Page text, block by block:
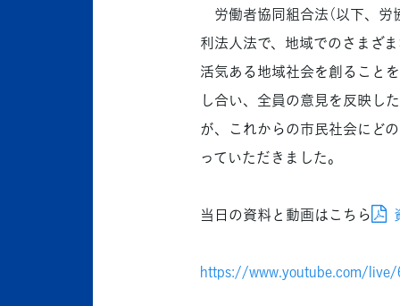
労働者協同組合法（以下、労
利法人法で、地域でのさまざ
活気ある地域社会を創ること
し合い、全員の意見を反映し
が、これからの市民社会にど
っていただきました。
当日の資料と動画はこちら
https://www.youtube.com/live/